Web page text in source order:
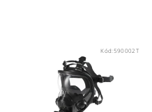
Kód: 590002T